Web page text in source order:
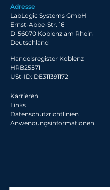
2018 Archiv
Adresse
LabLogic Systems GmbH
Ernst-Abbe-Str. 16
D-56070 Koblenz am Rhein
Deutschland
Handelsregister Koblenz
HRB25571
USt-ID: DE311391172
Karrieren
Links
Datenschutzrichtlinien
Anwendungsinformationen